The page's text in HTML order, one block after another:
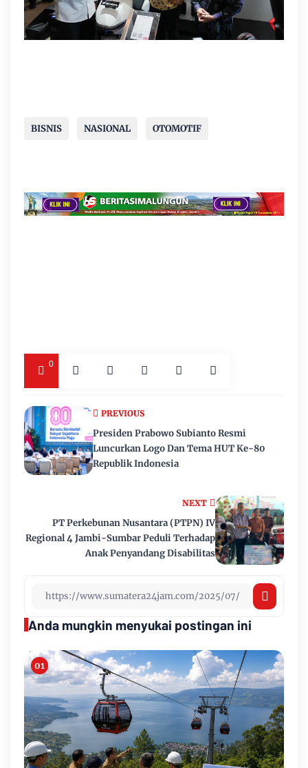
BISNIS NASIONAL OTOMOTIF
0
NEXT
PT Perkebunan Nusantara (PTPN) IV
Regional 4 Jambi-Sumbar Peduli Terhadap
Anak Penyandang Disabilitas
PREVIOUS
Presiden Prabowo Subianto Resmi
Luncurkan Logo Dan Tema HUT Ke-80
Republik Indonesia
Anda mungkin menyukai postingan ini